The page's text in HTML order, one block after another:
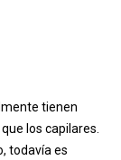
tienen
los capilares.
todavía es